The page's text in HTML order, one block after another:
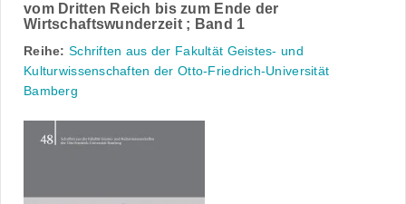
vom Dritten Reich bis zum Ende der
Wirtschaftswunderzeit ; Band 1
Reihe: Schriften aus der Fakultät Geistes- und
Kulturwissenschaften der Otto-Friedrich-Universität
Bamberg